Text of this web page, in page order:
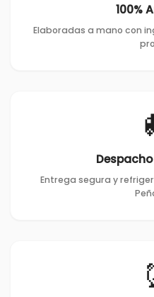
100%
Elaboradas a mano con
Entrega segura y